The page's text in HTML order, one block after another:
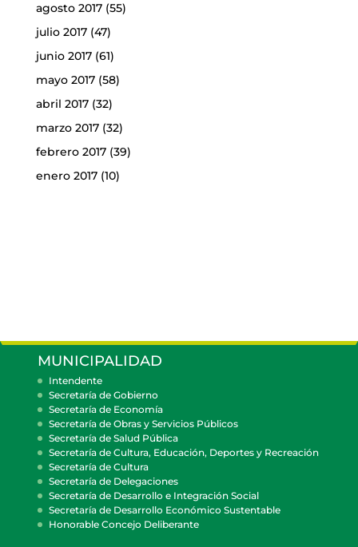
agosto 2017(55)
julio 2017(47)
junio 2017(61)
mayo 2017(58)
abril 2017(32)
marzo 2017(32)
febrero 2017(39)
enero 2017(10)
MUNICIPALIDAD
Intendente
Secretaría de Gobierno
Secretaría de Economía
Secretaría de Obras y Servicios Públicos
Secretaría de Salud Pública
Secretaría de Cultura, Educación, Deportes y Recreación
Secretaría de Cultura
Secretaría de Delegaciones
Secretaría de Desarrollo e Integración Social
Secretaría de Desarrollo Económico Sustentable
Honorable Concejo Deliberante